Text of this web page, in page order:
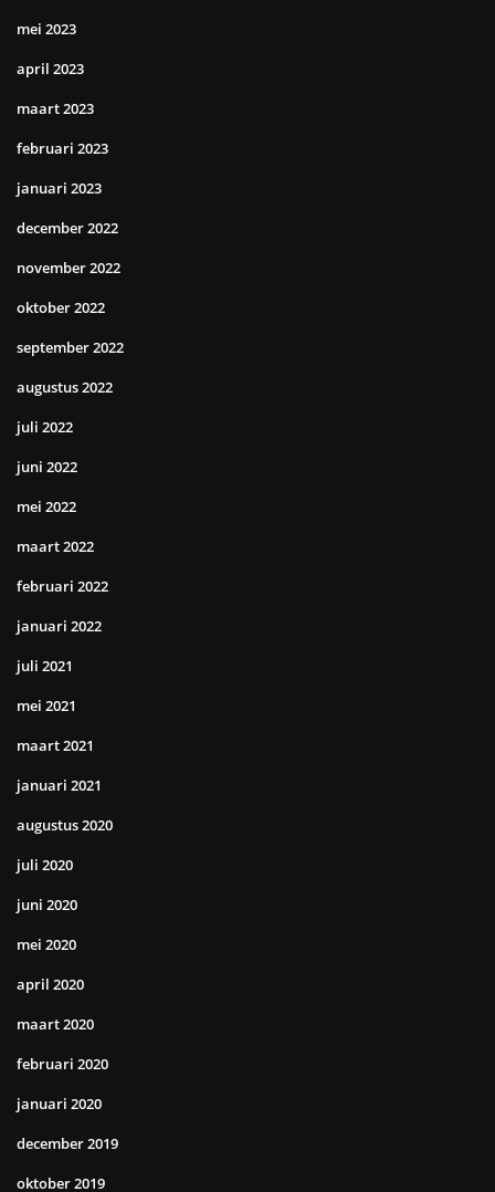
mei 2023
april 2023
maart 2023
februari 2023
januari 2023
december 2022
november 2022
oktober 2022
september 2022
augustus 2022
juli 2022
juni 2022
mei 2022
maart 2022
februari 2022
januari 2022
juli 2021
mei 2021
maart 2021
januari 2021
augustus 2020
juli 2020
juni 2020
mei 2020
april 2020
maart 2020
februari 2020
januari 2020
december 2019
oktober 2019